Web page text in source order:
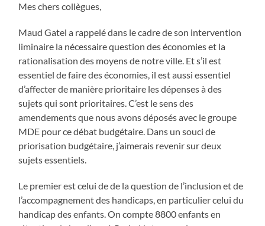
Mes chers collègues,
Maud Gatel a rappelé dans le cadre de son intervention
liminaire la nécessaire question des économies et la
rationalisation des moyens de notre ville. Et s’il est
essentiel de faire des économies, il est aussi essentiel
d’affecter de manière prioritaire les dépenses à des
sujets qui sont prioritaires. C’est le sens des
amendements que nous avons déposés avec le groupe
MDE pour ce débat budgétaire. Dans un souci de
priorisation budgétaire, j’aimerais revenir sur deux
sujets essentiels.
Le premier est celui de de la question de l’inclusion et de
l’accompagnement des handicaps, en particulier celui du
handicap des enfants. On compte 8800 enfants en